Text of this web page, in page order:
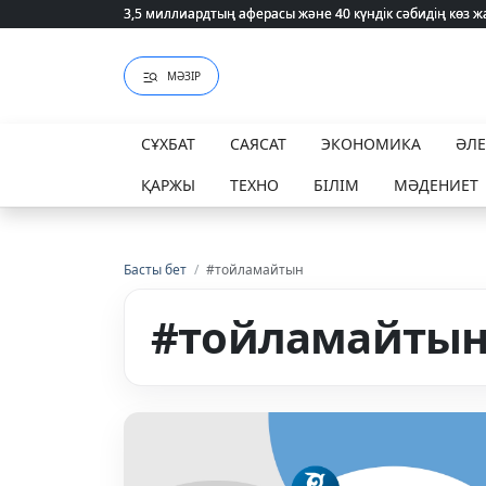
3,5 миллиардтың аферасы және 40 күндік сәбидің
3,5 миллиардтың аферасы және 40 күндік сәбидің
МӘЗІР
СҰХБАТ САЯСАТ ЭКОНОМИКА
ҚАРЖЫ
ТЕХНО БІЛІМ МӘДЕНИЕТ
Басты бет / #тойламайтын
#тойламайтын